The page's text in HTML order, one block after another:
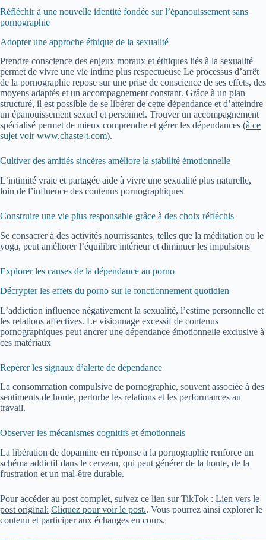
Réfléchir à une nouvelle identité fondée sur l’épanouissement sans
pornographie
Adopter une approche éthique de la sexualité
Prendre conscience des enjeux moraux et éthiques liés à la sexualité
permet de vivre une vie intime plus respectueuse Le processus d’arrêt
de la pornographie repose sur une prise de conscience de ses effets, des
moyens adaptés et un accompagnement constant. Grâce à un plan
structuré, il est possible de se libérer de cette dépendance et d’atteindre
un épanouissement sexuel et personnel. Trouver un accompagnement
spécialisé permet de mieux comprendre et gérer les dépendances (à ce
sujet voir www.chaste-t.com).
Cultiver des amitiés sincères améliore la stabilité émotionnelle
L’intimité vraie et partagée aide à vivre une sexualité plus naturelle,
loin de l’influence des contenus pornographiques
Construire une vie plus responsable grâce à des choix réfléchis
Se consacrer à des activités nourrissantes, telles que la méditation ou le
yoga, peut améliorer l’équilibre intérieur et diminuer les impulsions
Explorer les causes de la dépendance au porno
Décrypter les effets du porno sur le fonctionnement quotidien
L’addiction influence négativement la sexualité, l’estime personnelle et
les relations affectives. Le visionnage excessif de contenus
pornographiques peut ancrer une dépendance émotionnelle exclusive à
ces matériaux
Repérer les signaux d’alerte de dépendance
La consommation compulsive de pornographie, souvent associée à des
sentiments de honte, perturbe les relations et les performances au
travail.
Observer les mécanismes cognitifs et émotionnels
La libération de dopamine en réponse à la pornographie renforce un
schéma addictif dans le cerveau, qui peut générer de la honte, de la
frustration et un mal-être durable.
Pour accéder au post complet, suivez ce lien sur TikTok : Lien vers le
post original: Cliquez pour voir le post.. Vous pourrez ainsi explorer le
contenu et participer aux échanges en cours.